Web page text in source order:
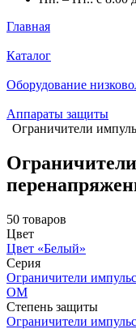
Главная
Каталог
Оборудование
Аппараты защиты
Ограничители
50 товаров
Цвет
Цвет «Белый»
Серия
Ограничители
OM
Степень защиты
Ограничители